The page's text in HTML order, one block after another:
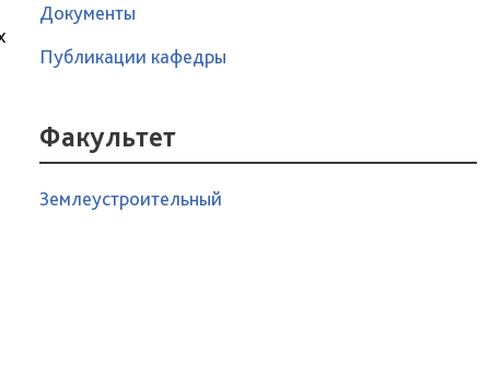
Документы
Публикации кафедры
Факультет
Землеустроительный